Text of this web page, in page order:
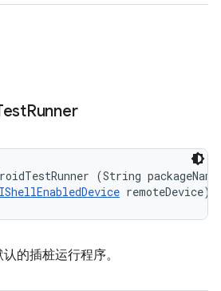
Runner
(String
IShellEnabledDevice remoteDevice)
的插桩运行程序。